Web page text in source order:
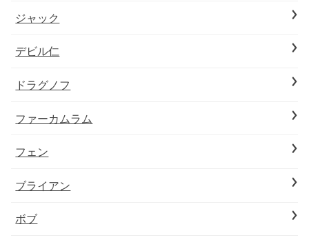
ジャック
デビル仁
ドラグノフ
ファーカムラム
フェン
ブライアン
ボブ